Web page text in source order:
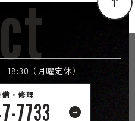
（月曜定休）
・修理
7733